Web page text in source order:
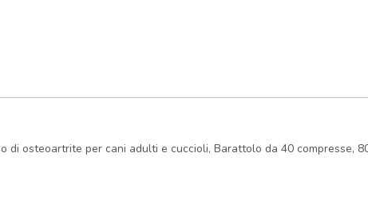
osteoartrite per cani adulti e cuccioli, Barattolo da 40 compresse,